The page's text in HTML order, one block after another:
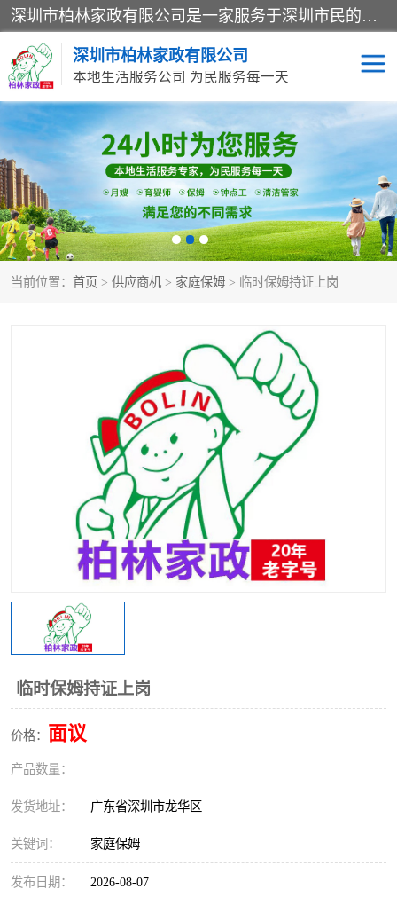
深圳市柏林家政有限公司是一家服务于深圳市民的专业家政公司。致力于为客户提供高质量、多维度的家庭服务，包括养老、母婴、月嫂育婴早教、康复理疗、家电清洗和保洁等方面的专业服务。
深圳市柏林家政有限公司
本地生活服务公司 为民服务每一天
当前位置： 首页 > 供应商机 > 家庭保姆 > 临时保姆持证上岗
临时保姆持证上岗
价格： 面议
产品数量：
发货地址： 广东省深圳市龙华区
关键词： 家庭保姆
发布日期： 2026-08-07
家居保洁 护工月嫂
家庭保姆 家政服务